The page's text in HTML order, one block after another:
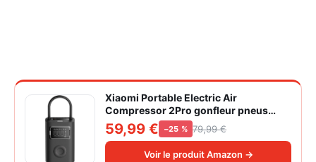
Xiaomi Portable Electric Air
Compressor 2Pro gonfleur pneus
voiture | ±1PSI Contrôle pression
pneus, 45s gonflage rapide, batterie
longue durée, avec éclairage, grand
59,99 € −25 % 79,99 €
Voir le produit Amazon →